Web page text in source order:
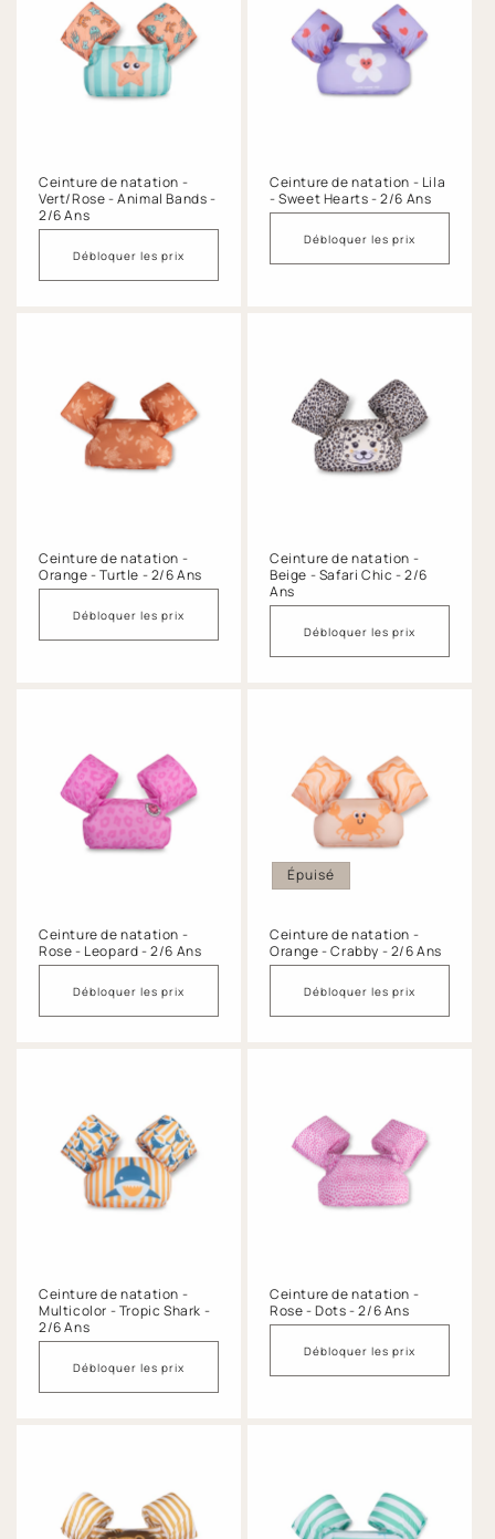
Ceinture de natation -
Vert/Rose - Animal Bands -
2/6 Ans
Débloquer les prix
Ceinture de natation - Lila
- Sweet Hearts - 2/6 Ans
Débloquer les prix
Ceinture de natation -
Orange - Turtle - 2/6 Ans
Débloquer les prix
Ceinture de natation -
Beige - Safari Chic - 2/6
Ans
Débloquer les prix
Ceinture de natation -
Rose - Leopard - 2/6 Ans
Débloquer les prix
Épuisé
Ceinture de natation -
Orange - Crabby - 2/6 Ans
Débloquer les prix
Ceinture de natation -
Multicolor - Tropic Shark -
2/6 Ans
Débloquer les prix
Ceinture de natation -
Rose - Dots - 2/6 Ans
Débloquer les prix